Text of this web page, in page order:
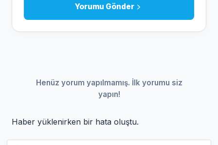
Yorumu Gönder
Henüz yorum yapılmamış. İlk yorumu siz
yapın!
Haber yüklenirken bir hata oluştu.